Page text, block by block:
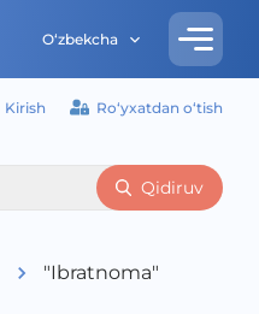
O‘zbekcha
Kirish Ro‘yxatdan o‘tish
Qidiruv
"Ibratnoma"